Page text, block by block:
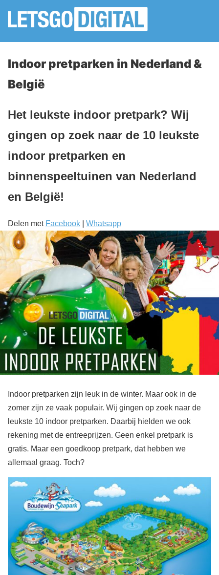
Indoor pretparken in Nederland &
België
Het leukste indoor pretpark? Wij
gingen op zoek naar de 10 leukste
indoor pretparken en
binnenspeeltuinen van Nederland
en België!
Delen met Facebook Whatsapp
Indoor pretparken zijn leuk in de winter. Maar ook in de
zomer zijn ze vaak populair. Wij gingen op zoek naar de
leukste 10 indoor pretparken. Daarbij hielden we ook
rekening met de entreeprijzen. Geen enkel pretpark is
gratis. Maar een goedkoop pretpark, dat hebben we
allemaal graag. Toch?